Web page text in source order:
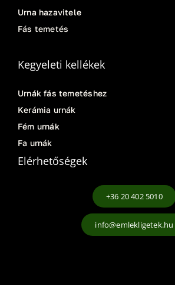
Urna hazavitele
Fás temetés
Kegyeleti kellékek
Urnák fás temetéshez
Kerámia urnák
Fém urnák
Fa urnák
Elérhetőségek
+36 20 402 5010
info@emlekligetek.hu